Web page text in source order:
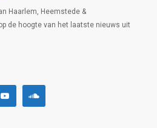
Haarlem, Heemstede &
de hoogte van het laatste nieuws uit